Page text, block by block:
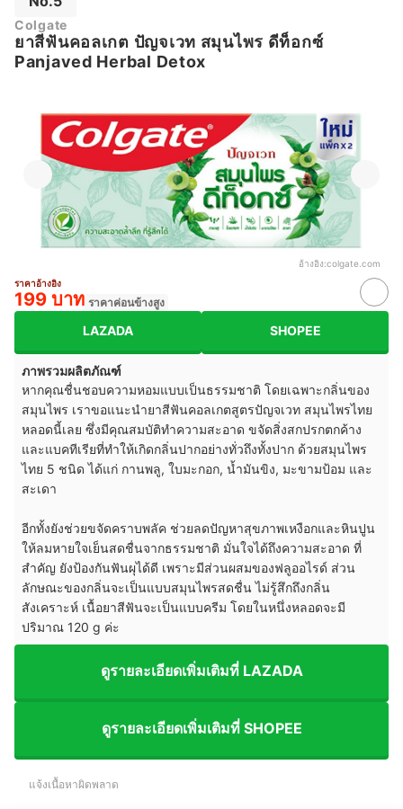
Colgate
ยาสีฟันคอลเกต ปัญจเวท สมุนไพร ดีท็อกซ์
Panjaved Herbal Detox
อ้างอิง:colgate.com
ราคาอ้างอิง
199 บาท ราคาค่อนข้างสูง
LAZADA SHOPEE
ภาพรวมผลิตภัณฑ์
หากคุณชื่นชอบความหอมแบบเป็นธรรมชาติ โดยเฉพาะกลิ่นของ
สมุนไพร เราขอแนะนำยาสีฟันคอลเกตสูตรปัญจเวท สมุนไพรไทย
หลอดนี้เลย ซึ่งมีคุณสมบัติทำความสะอาด ขจัดสิ่งสกปรกตกค้าง
และแบคทีเรียที่ทำให้เกิดกลิ่นปากอย่างทั่วถึงทั้งปาก ด้วยสมุนไพร
ไทย 5 ชนิด ได้แก่ กานพลู, ใบมะกอก, น้ำมันขิง, มะขามป้อม และ
สะเดา
อีกทั้งยังช่วยขจัดคราบพลัค ช่วยลดปัญหาสุขภาพเหงือกและหินปูน
ให้ลมหายใจเย็นสดชื่นจากธรรมชาติ มั่นใจได้ถึงความสะอาด ที่
สำคัญ ยังป้องกันฟันผุได้ดี เพราะมีส่วนผสมของฟลูออไรด์ ส่วน
ลักษณะของกลิ่นจะเป็นแบบสมุนไพรสดชื่น ไม่รู้สึกถึงกลิ่น
สังเคราะห์ เนื้อยาสีฟันจะเป็นแบบครีม โดยในหนึ่งหลอดจะมี
ปริมาณ 120 g ค่ะ
ดูรายละเอียดเพิ่มเติมที่ LAZADA
ดูรายละเอียดเพิ่มเติมที่ SHOPEE
แจ้งเนื้อหาผิดพลาด